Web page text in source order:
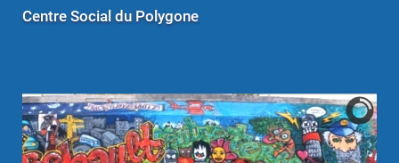
Centre Social du Polygone